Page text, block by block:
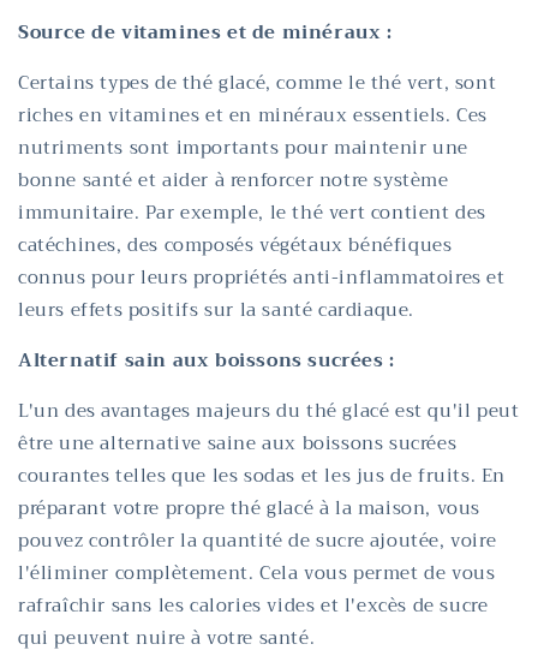
Source de vitamines et de minéraux :
Certains types de thé glacé, comme le thé vert, sont
riches en vitamines et en minéraux essentiels. Ces
nutriments sont importants pour maintenir une
bonne santé et aider à renforcer notre système
immunitaire. Par exemple, le thé vert contient des
catéchines, des composés végétaux bénéfiques
connus pour leurs propriétés anti-inflammatoires et
leurs effets positifs sur la santé cardiaque.
Alternatif sain aux boissons sucrées :
L'un des avantages majeurs du thé glacé est qu'il peut
être une alternative saine aux boissons sucrées
courantes telles que les sodas et les jus de fruits. En
préparant votre propre thé glacé à la maison, vous
pouvez contrôler la quantité de sucre ajoutée, voire
l'éliminer complètement. Cela vous permet de vous
rafraîchir sans les calories vides et l'excès de sucre
qui peuvent nuire à votre santé.